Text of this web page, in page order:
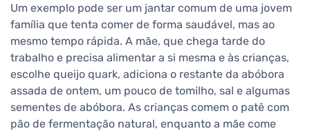
Um exemplo pode ser um jantar comum de uma jovem
família que tenta comer de forma saudável, mas ao
mesmo tempo rápida. A mãe, que chega tarde do
trabalho e precisa alimentar a si mesma e às crianças,
escolhe queijo quark, adiciona o restante da abóbora
assada de ontem, um pouco de tomilho, sal e algumas
sementes de abóbora. As crianças comem o patê com
pão de fermentação natural, enquanto a mãe come